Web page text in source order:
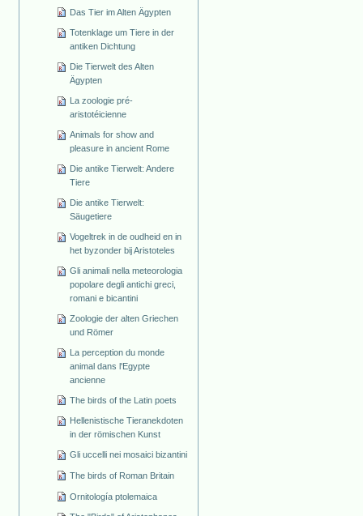
Das Tier im Alten Ägypten
Totenklage um Tiere in der
antiken Dichtung
Die Tierwelt des Alten
Ägypten
La zoologie pré-
aristotéicienne
Animals for show and
pleasure in ancient Rome
Die antike Tierwelt: Andere
Tiere
Die antike Tierwelt:
Säugetiere
Vogeltrek in de oudheid en in
het byzonder bij Aristoteles
Gli animali nella meteorologia
popolare degli antichi greci,
romani e bicantini
Zoologie der alten Griechen
und Römer
La perception du monde
animal dans l'Egypte
ancienne
The birds of the Latin poets
Hellenistische Tieranekdoten
in der römischen Kunst
Gli uccelli nei mosaici bizantini
The birds of Roman Britain
Ornitología ptolemaica